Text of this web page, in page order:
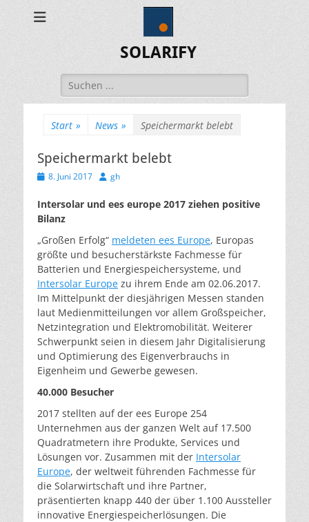
SOLARIFY
Suchen
nach:
Start » News » Speichermarkt belebt
Speichermarkt belebt
Veröffentlicht
8. Juni 2017 Autor
gh
Intersolar und ees europe 2017 ziehen positive
Bilanz
„Großen Erfolg“ meldeten ees Europe, Europas
größte und besucherstärkste Fachmesse für
Batterien und Energiespeichersysteme, und
Intersolar Europe zu ihrem Ende am 02.06.2017.
Im Mittelpunkt der diesjährigen Messen standen
laut Medienmitteilungen vor allem Großspeicher,
Netzintegration und Elektromobilität. Weiterer
Schwerpunkt seien in diesem Jahr Digitalisierung
und Optimierung des Eigenverbrauchs in
Eigenheim und Gewerbe gewesen.
40.000 Besucher
2017 stellten auf der ees Europe 254
Unternehmen aus der ganzen Welt auf 17.500
Quadratmetern ihre Produkte, Services und
Lösungen vor. Zusammen mit der Intersolar
Europe, der weltweit führenden Fachmesse für
die Solarwirtschaft und ihre Partner,
präsentierten knapp 440 der über 1.100 Aussteller
innovative Energiespeicherlösungen. Die